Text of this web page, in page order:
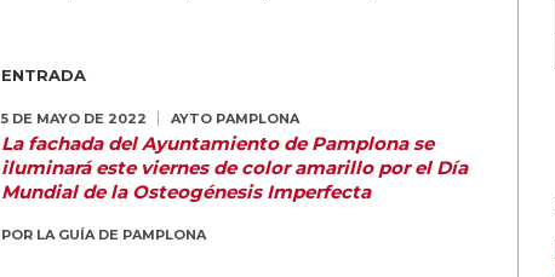
ENTRADA
5 DE MAYO DE 2022 AYTO PAMPLONA
La fachada del Ayuntamiento de Pamplona se
iluminará este viernes de color amarillo por el Día
Mundial de la Osteogénesis Imperfecta
POR LA GUÍA DE PAMPLONA